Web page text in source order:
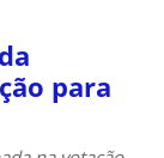
para